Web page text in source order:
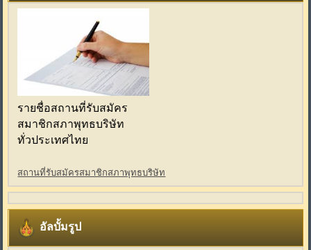
รายชื่อสถานที่รับสมัคร
สมาชิกสภาพุทธบริษัท
ทั่วประเทศไทย
สถานที่รับสมัครสมาชิกสภาพุทธบริษัท
อัลบั้มรูป